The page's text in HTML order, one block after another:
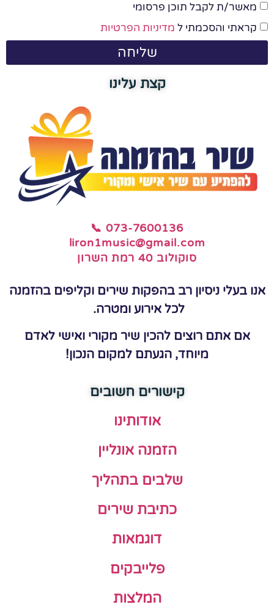
מאשר/ת לקבל תוכן פרסומי
קראתי והסכמתי ל מדיניות הפרטיות
שליחה
קצת עלינו
📞 073-7600136
liron1music@gmail.com
סוקולוב 40 רמת השרון
אנו בעלי ניסיון רב בהפקות שירים וקליפים בהזמנה
לכל אירוע ומטרה.
אם אתם רוצים להכין שיר מקורי ואישי לאדם
מיוחד, הגעתם למקום הנכון!
קישורים חשובים
אודותינו
הזמנה אונליין
שלבים בתהליך
כתיבת שירים
דוגמאות
פלייבקים
המלצות